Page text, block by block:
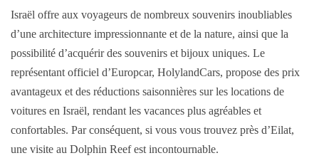
Israël offre aux voyageurs de nombreux souvenirs inoubliables
d’une architecture impressionnante et de la nature, ainsi que la
possibilité d’acquérir des souvenirs et bijoux uniques. Le
représentant officiel d’Europcar, HolylandCars, propose des prix
avantageux et des réductions saisonnières sur les locations de
voitures en Israël, rendant les vacances plus agréables et
confortables. Par conséquent, si vous vous trouvez près d’Eilat,
une visite au Dolphin Reef est incontournable.